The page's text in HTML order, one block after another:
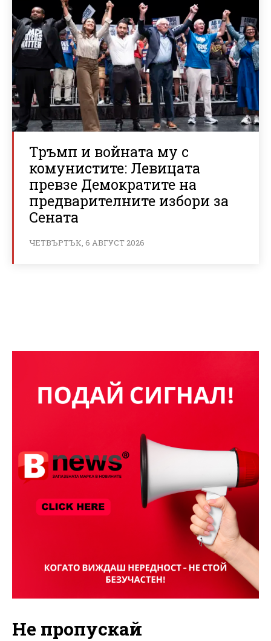
Тръмп и войната му с
комунистите: Левицата
превзе Демократите на
предварителните избори за
Сената
ЧЕТВЪРТЪК, 6 АВГУСТ 2026
Не пропускай